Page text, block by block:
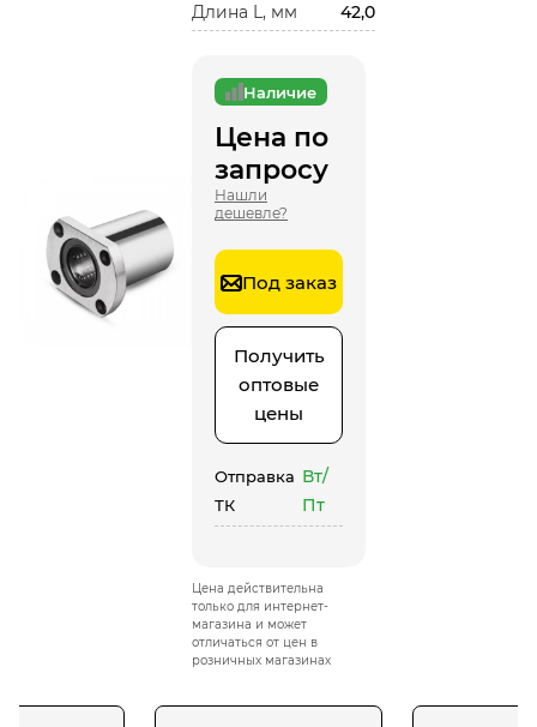
Длина L, мм 42,0
Наличие
Цена по
запросу
Нашли
дешевле?
Под заказ
Получить
оптовые
цены
Отправка
ТК
Вт/
Пт
Цена действительна
только для интернет-
магазина и может
отличаться от цен в
розничных магазинах